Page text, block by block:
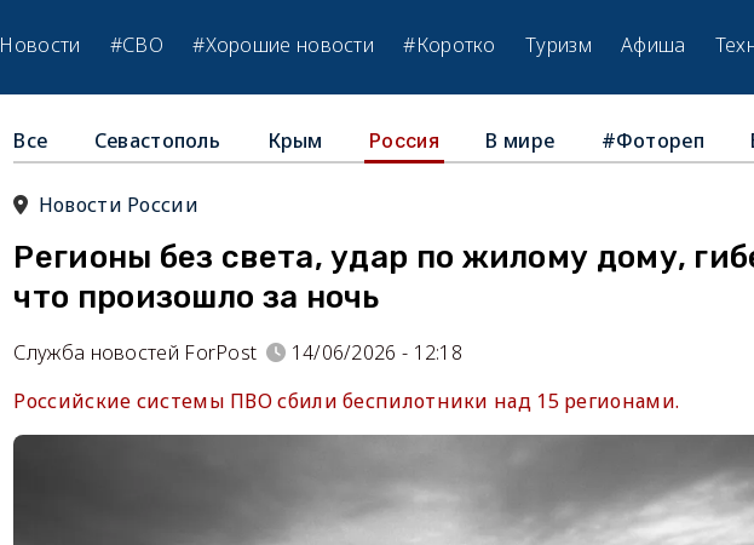
Новости #СВО #Хорошие новости #Коротко Туризм Афиша
Все Севастополь Крым Россия В мире #Фотореп
Новости России
Регионы без света, удар по жилому дому,
что произошло за ночь
Служба новостей ForPost
14/06/2026 - 12:18
Российские системы ПВО сбили беспилотники над 15 регионами.